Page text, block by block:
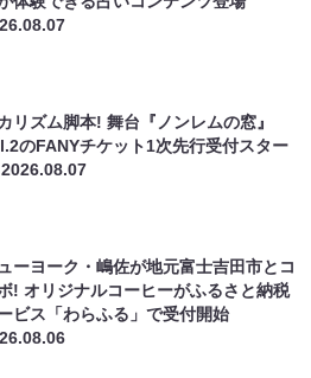
リズム脚本! 舞台『ノンレムの窓』
のFANYチケット1次先行受付スター
2026.08.07
ーヨーク・嶋佐が地元富士吉田市とコ
! オリジナルコーヒーがふるさと納税
ビス「わらふる」で受付開始